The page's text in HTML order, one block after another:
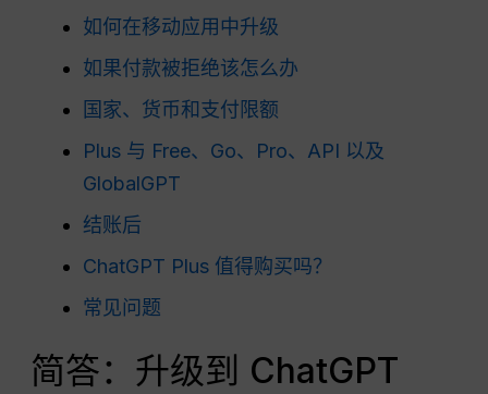
如何在移动应用中升级
如果付款被拒绝该怎么办
国家、货币和支付限额
Plus 与 Free、Go、Pro、API 以及
GlobalGPT
结账后
ChatGPT Plus 值得购买吗？
常见问题
简答：升级到 ChatGPT